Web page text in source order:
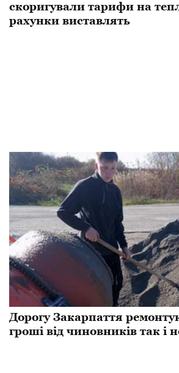
скоригували тарифи на
рахунки виставлять
Дорогу Закарпаття
гроші від чиновників так і